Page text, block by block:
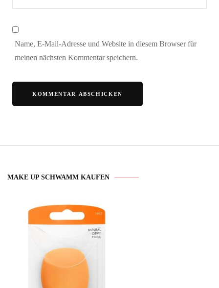
Name, E-Mail-Adresse und Website in diesem Browser für
meinen nächsten Kommentar speichern.
MAKE UP SCHWAMM KAUFEN